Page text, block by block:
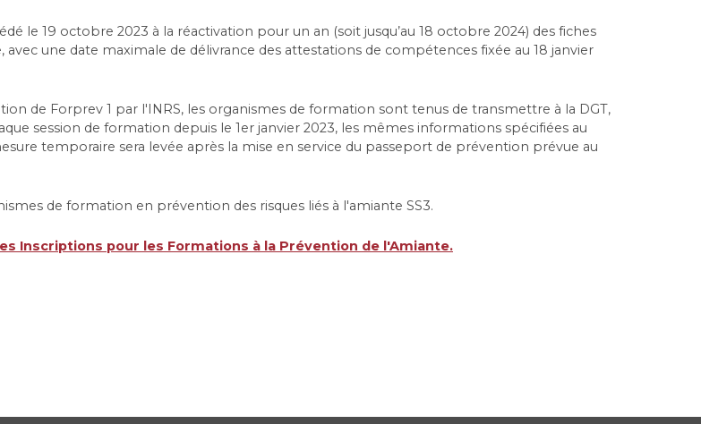
le 19 octobre 2023 à la réactivation pour un an (soit jusqu’au 18 octobre 2024) des fiches
une date maximale de délivrance des attestations de compétences fixée au 18 janvier
de Forprev 1 par l'INRS, les organismes de formation sont tenus de transmettre à la DGT,
session de formation depuis le 1er janvier 2023, les mêmes informations spécifiées au
temporaire sera levée après la mise en service du passeport de prévention prévue au
de formation en prévention des risques liés à l'amiante SS3.
Inscriptions pour les Formations à la Prévention de l'Amiante.